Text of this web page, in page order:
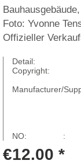
Foto: Yvonne
Offizieller
Detail:
Copyright:
Manufacturer/
NO: :
€12.00 *